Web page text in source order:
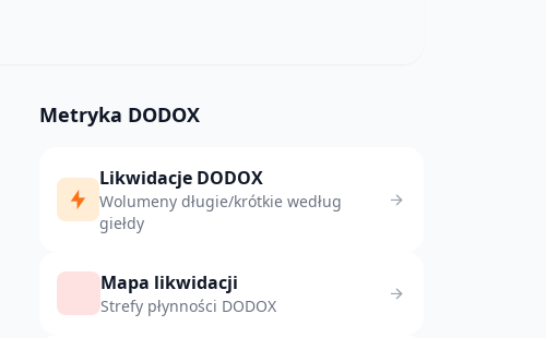
Metryka DODOX
Likwidacje DODOX
Wolumeny długie/krótkie według
giełdy
Mapa likwidacji
Strefy płynności DODOX